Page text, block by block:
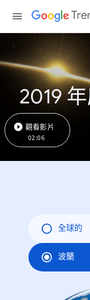
2019
觀看影片
02:06
全球的
波蘭